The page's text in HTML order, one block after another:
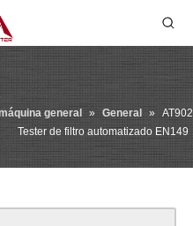
general » General » AT902
Tester de filtro automatizado EN149